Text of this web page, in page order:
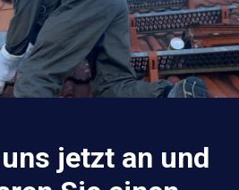
jetzt an und